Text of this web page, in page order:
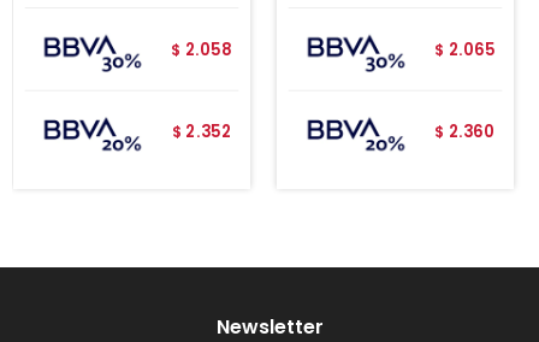
$ 2.058
$ 2.352
$ 2.065
$ 2.360
Newsletter